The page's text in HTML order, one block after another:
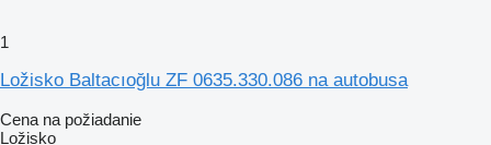
1
Ložisko Baltacıoğlu ZF 0635.330.086 na autobusa
Cena na požiadanie
Ložisko